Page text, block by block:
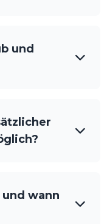
und
und wann